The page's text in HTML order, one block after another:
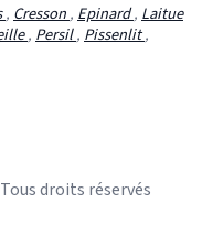
, Cresson, Epinard, Laitue
, Persil, Pissenlit,
droits réservés